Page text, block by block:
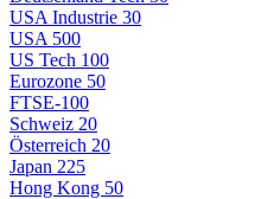
USA Industrie 30
USA 500
US Tech 100
Eurozone 50
FTSE-100
Schweiz 20
Österreich 20
Japan 225
Hong Kong 50